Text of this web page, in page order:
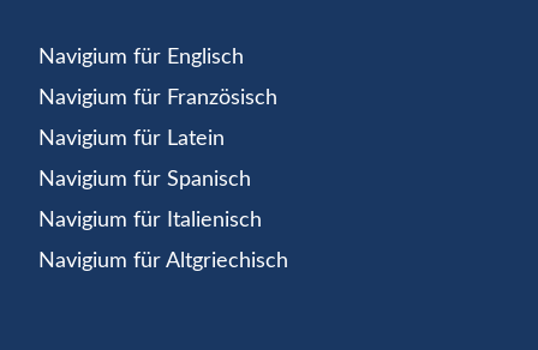
Navigium für Englisch
Navigium für Französisch
Navigium für Latein
Navigium für Spanisch
Navigium für Italienisch
Navigium für Altgriechisch